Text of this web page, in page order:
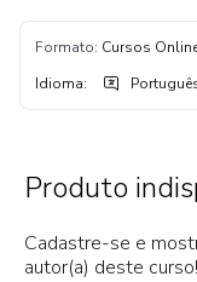
Formato: Cursos
Idioma:
Produto
Cadastre-se e
autor(a) deste curso!